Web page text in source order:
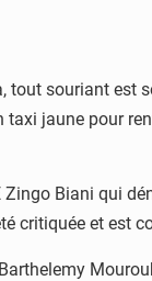
souriant
jaune pour
Biani qui
critiquée et est